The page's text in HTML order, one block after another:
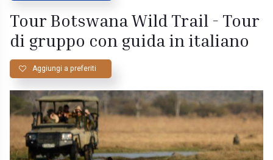
Tour Botswana Wild Trail - Tour
di gruppo con guida in italiano
Aggiungi a preferiti